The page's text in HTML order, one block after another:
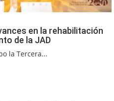
en la rehabilitación
de la JAD
la Tercera...